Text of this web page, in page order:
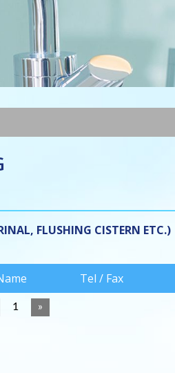
FLUSHING CISTERN ETC.)
Tel / Fax
1 »